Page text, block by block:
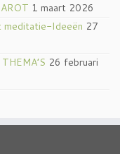
1 maart 2026
meditatie-Ideeën 27
26 februari